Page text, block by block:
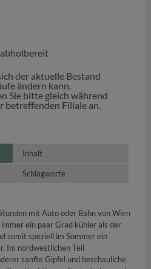
der aktuelle Bestand
ändern kann.
Sie bitte gleich während
betreffenden Filiale an.
Inhalt
Schlagworte
mit Auto oder Bahn von Wien
ein paar Grad kühler als der
somit speziell im Sommer ein
Im nordwestlichen Teil
sanfte Gipfel und beschauliche